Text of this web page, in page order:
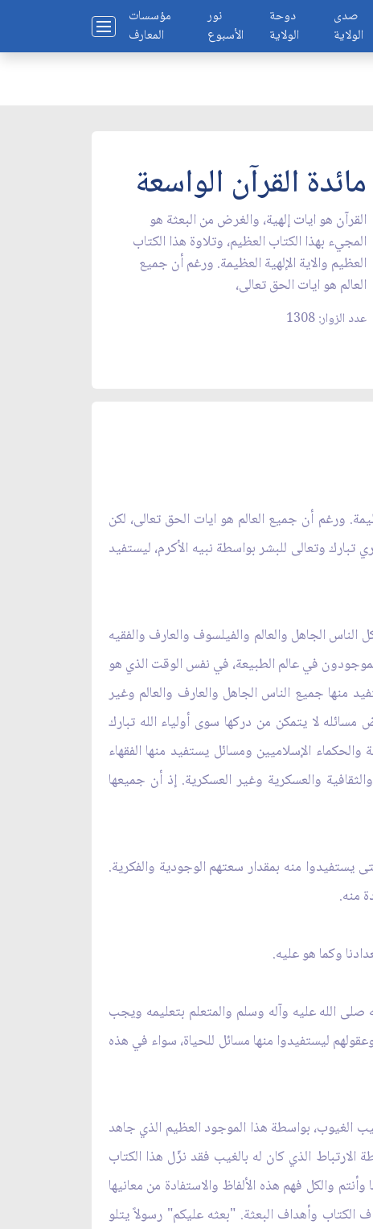
مؤسسات
المعارف
نور
الأسبوع
دوحة
الولاية
صدى
الولاية
مائدة القرآن الواسعة
القرآن هو ايات إلهية، والغرض من البعثة هو
المجي‏ء بهذا الكتاب العظيم، وتلاوة هذا الكتاب
العظيم والاية الإلهية العظيمة. ورغم أن جميع
العالم هو ايات الحق تعالى،
عدد الزوار: 1308
ورغم أن جميع العالم هو ايات الحق تعالى، لكن
تبارك وتعالى للبشر بواسطة نبيه الأكرم، ليستفيد
الجاهل والعالم والفيلسوف والعارف والفقيه
إلى مرتبة الشهود، ومنبسط عندنا نحن الموجودون في عالم الطبيعة، في نفس الوقت الذي هو
منها جميع الناس الجاهل والعارف والعالم وغير
مسائله لا يتمكن من دركها سوى أولياء الله تبارك
الإسلاميين ومسائل يستفيد منها الفقهاء
والعسكرية وغير العسكرية. إذ أن جميعها
منه بمقدار سعتهم الوجودية والفكرية.
منه.
وكما هو عليه.
صلى الله عليه وآله وسلم والمتعلم بتعليمه ويجب
ليستفيدوا منها مسائل للحياة، سواء في هذه
علم الله تبارك وتعالى، وفي غيب الغيوب، بواسطة هذا الموجود العظيم الذي جاهد
الفطرة الحقيقية وفطرة التوحيد وجميع المسائل الأخرى التي جعلته مرتبطاً بالغيب52 وبواسطة الارتباط الذي كان له بالغيب فقد نزّل هذا الكتاب
الشهادة53، وخرج بصورة ألفاظ. ويمكنني أنا وأنتم والكل فهم هذه الألفاظ والاستفادة من معانيها
الكتاب وأهداف البعثة. "بعثه عليكم" رسولاً يتلو